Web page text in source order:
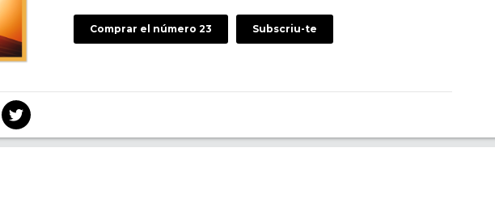
Comprar el número 23 Subscriu-te